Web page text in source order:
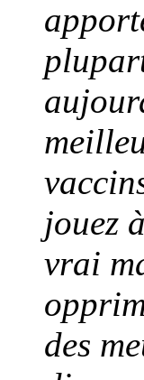
jouez
vrai
des